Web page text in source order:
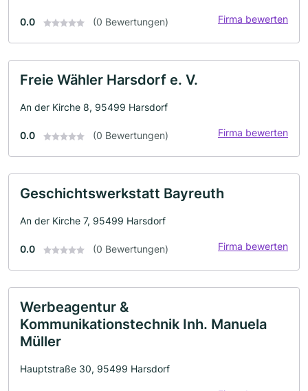
0.0 (0 Bewertungen) Firma bewerten
Freie Wähler Harsdorf e. V.
An der Kirche 8, 95499 Harsdorf
0.0 (0 Bewertungen) Firma bewerten
Geschichtswerkstatt Bayreuth
An der Kirche 7, 95499 Harsdorf
0.0 (0 Bewertungen) Firma bewerten
Werbeagentur &
Kommunikationstechnik Inh. Manuela
Müller
Hauptstraße 30, 95499 Harsdorf